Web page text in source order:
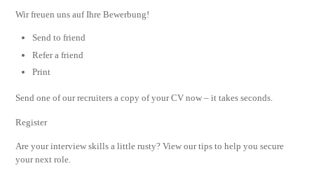
Wir freuen uns auf Ihre Bewerbung!
Send to friend
Refer a friend
Print
Send one of our recruiters a copy of your CV now – it takes seconds.
Register
Are your interview skills a little rusty? View our tips to help you secure
your next role.